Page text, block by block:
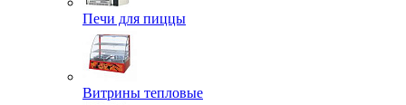
Печи для пиццы
Витрины тепловые